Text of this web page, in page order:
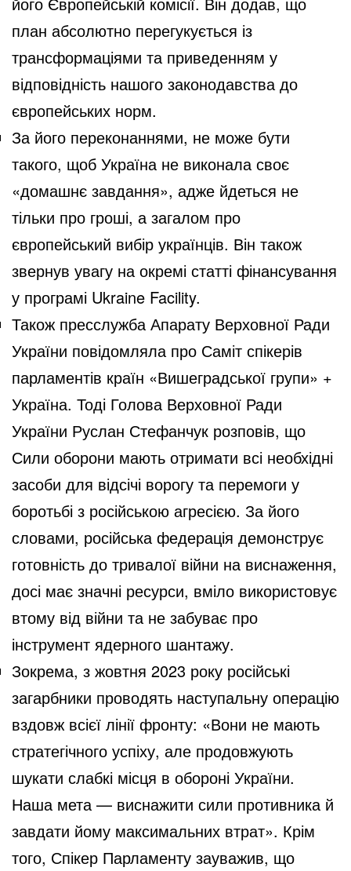
план абсолютно перегукується із
трансформаціями та приведенням у
відповідність нашого законодавства до
європейських норм.
За його переконаннями, не може бути
такого, щоб Україна не виконала своє
«домашнє завдання», адже йдеться не
тільки про гроші, а загалом про
європейський вибір українців. Він також
звернув увагу на окремі статті фінансування
у програмі Ukraine Facility.
Також пресслужба Апарату Верховної Ради
України повідомляла про Саміт спікерів
парламентів країн «Вишеградської групи» +
Україна. Тоді Голова Верховної Ради
України Руслан Стефанчук розповів, що
Сили оборони мають отримати всі необхідні
засоби для відсічі ворогу та перемоги у
боротьбі з російською агресією. За його
словами, російська федерація демонструє
готовність до тривалої війни на виснаження,
досі має значні ресурси, вміло використовує
втому від війни та не забуває про
інструмент ядерного шантажу.
Зокрема, з жовтня 2023 року російські
загарбники проводять наступальну операцію
вздовж всієї лінії фронту: «Вони не мають
стратегічного успіху, але продовжують
шукати слабкі місця в обороні України.
Наша мета — виснажити сили противника й
завдати йому максимальних втрат». Крім
того, Спікер Парламенту зауважив, що